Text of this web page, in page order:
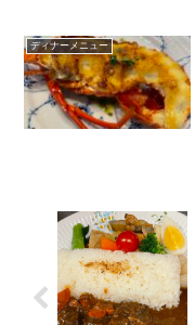
ディナーメニュー